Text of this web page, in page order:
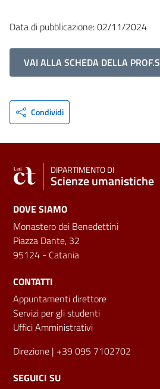
Data di pubblicazione: 02/11/2024
VAI ALLA SCHEDA DELLA
Condividi
DIPARTIMENTO DI
Scienze umanistiche
DOVE SIAMO
Monastero dei Benedettini
Piazza Dante, 32
95124 - Catania
CONTATTI
Appuntamenti direttore
Servizi per gli studenti
Uffici Amministrativi
Direzione | +39 095 7102702
SEGUICI SU